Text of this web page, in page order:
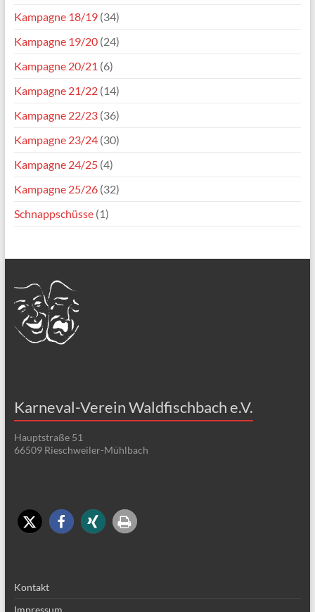
Kampagne 18/19(34)
Kampagne 19/20(24)
Kampagne 20/21 (6)
Kampagne 21/22(14)
Kampagne 22/23(36)
Kampagne 23/24(30)
Kampagne 24/25(4)
Kampagne 25/26(32)
Schnappschüsse(1)
Karneval-Verein Waldfischbach e.V.
Hauptstraße 51
66509 Rieschweiler-Mühlbach
Kontakt